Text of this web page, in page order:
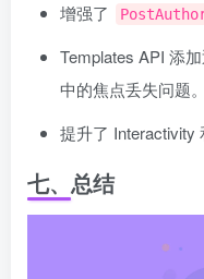
增强了
Templates API 添
中的焦点丢失问题。
提升了 Interactivity
七、总结